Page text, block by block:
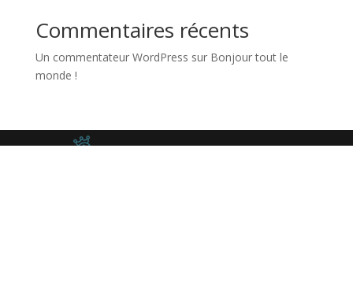
Commentaires récents
Un commentateur WordPress sur Bonjour tout le
monde !